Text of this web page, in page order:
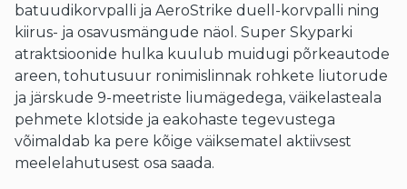
batuudikorvpalli ja AeroStrike duell-korvpalli ning
kiirus- ja osavusmängude näol. Super Skyparki
atraktsioonide hulka kuulub muidugi põrkeautode
areen, tohutusuur ronimislinnak rohkete liutorude
ja järskude 9-meetriste liumägedega, väikelasteala
pehmete klotside ja eakohaste tegevustega
võimaldab ka pere kõige väiksematel aktiivsest
meelelahutusest osa saada.